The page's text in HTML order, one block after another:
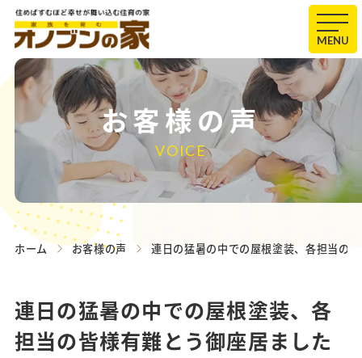
MENU
お客様の声
VOICE
ホーム お客様の声 連日の猛暑の中での屋根塗装、各担当の
連日の猛暑の中での屋根塗装、各
担当の皆様有難とう御座居ました